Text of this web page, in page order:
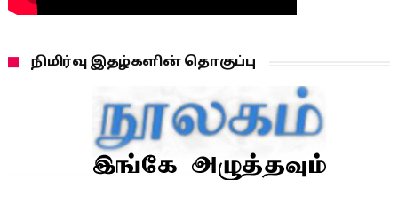
நிமிர்வு இதழ்களின் தொகுப்பு